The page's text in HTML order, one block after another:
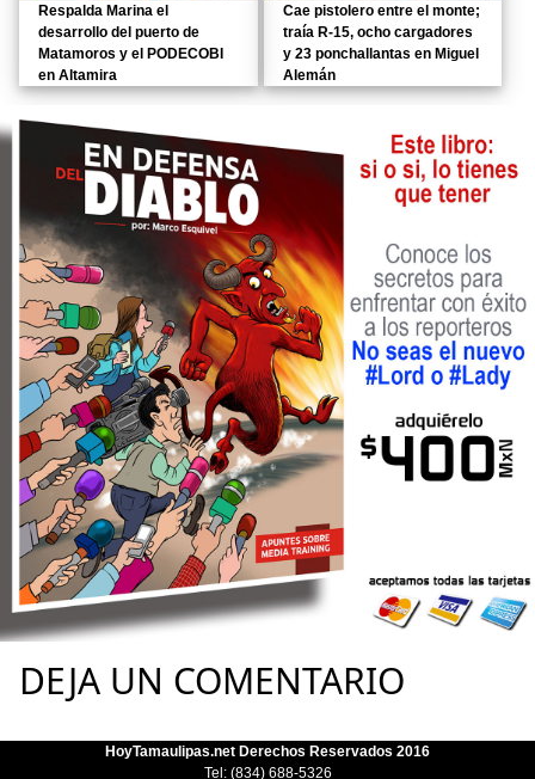
Respalda Marina el
desarrollo del puerto de
Matamoros y el PODECOBI
en Altamira
Cae pistolero entre el monte;
traía R-15, ocho cargadores
y 23 ponchallantas en Miguel
Alemán
DEJA UN COMENTARIO
HoyTamaulipas.net Derechos Reservados 2016
Tel: (834) 688-5326